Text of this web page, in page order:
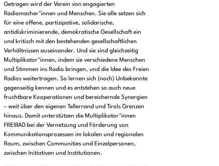
Getragen wird der Verein von engagierten
Radiomacher*innen und Menschen. Sie alle setzen sich
für eine offene, partizipative, solidarische,
antidiskriminierende, demokratische Gesellschaft ein
und kritisch mit den bestehenden gesellschaftlichen
Verhältnissen auseinander. Und sie sind gleichzeitig
Multiplikator*innen, indem sie verschiedene Menschen
und Stimmen ins Radio bringen, und die Idee des Freien
Radios weitertragen. So lernen sich (noch) Unbekannte
gegenseitig kennen und es entstehen so auch neue
fruchtbare Kooperationen und bereichernde Synergien
– weit über den eigenen Tellerrand und Tirols Grenzen
hinaus. Damit unterstützen die Multiplikator*innen
FREIRAD bei der Vernetzung und Förderung von
Kommunikationsprozessen im lokalen und regionalen
Raum, zwischen Communities und Einzelpersonen,
zwischen Initiativen und Institutionen.